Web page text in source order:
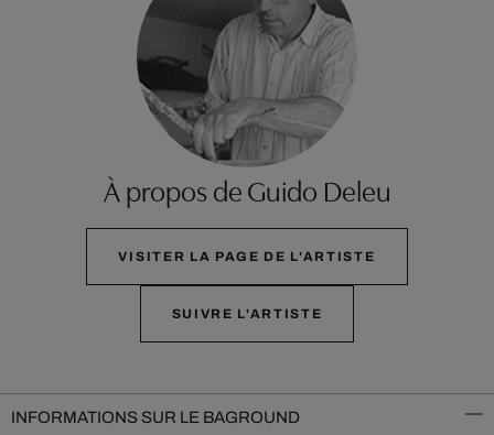
À propos de Guido Deleu
VISITER LA PAGE DE L'ARTISTE
SUIVRE L'ARTISTE
INFORMATIONS SUR LE BAGROUND